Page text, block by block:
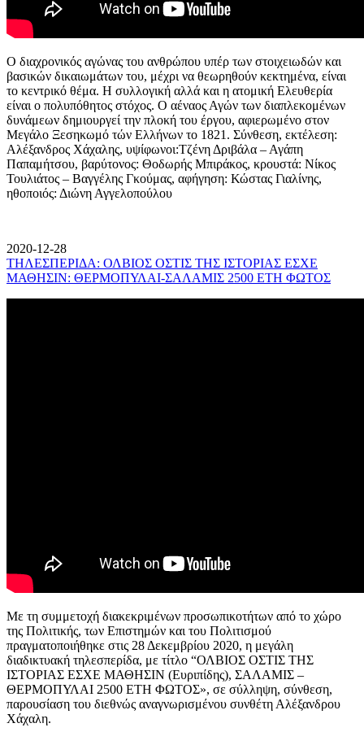
Ο διαχρονικός αγώνας του ανθρώπου υπέρ των στοιχειωδών και
βασικών δικαιωμάτων του, μέχρι να θεωρηθούν κεκτημένα, είναι
το κεντρικό θέμα. Η συλλογική αλλά και η ατομική Ελευθερία
είναι ο πολυπόθητος στόχος. Ο αέναος Αγών των διαπλεκομένων
δυνάμεων δημιουργεί την πλοκή του έργου, αφιερωμένο στον
Μεγάλο Ξεσηκωμό τών Ελλήνων το 1821. Σύνθεση, εκτέλεση:
Αλέξανδρος Χάχαλης, υψίφωνοι:Τζένη Δριβάλα – Αγάπη
Παπαμήτσου, βαρύτονος: Θοδωρής Μπιράκος, κρουστά: Νίκος
Τουλιάτος – Βαγγέλης Γκούμας, αφήγηση: Κώστας Γιαλίνης,
ηθοποιός: Διώνη Αγγελοπούλου
2020-12-28
ΤΗΛΕΣΠΕΡΙΔΑ: ΟΛΒΙΟΣ ΟΣΤΙΣ ΤΗΣ ΙΣΤΟΡΙΑΣ ΕΣΧΕ
ΜΑΘΗΣΙΝ: ΘΕΡΜΟΠΥΛΑΙ-ΣΑΛΑΜΙΣ 2500 ΕΤΗ ΦΩΤΟΣ
Με τη συμμετοχή διακεκριμένων προσωπικοτήτων από το χώρο
της Πολιτικής, των Επιστημών και του Πολιτισμού
πραγματοποιήθηκε στις 28 Δεκεμβρίου 2020, η μεγάλη
διαδικτυακή τηλεσπερίδα, με τίτλο “ΟΛΒΙΟΣ ΟΣΤΙΣ ΤΗΣ
ΙΣΤΟΡΙΑΣ ΕΣΧΕ ΜΑΘΗΣΙΝ (Ευριπίδης), ΣΑΛΑΜΙΣ –
ΘΕΡΜΟΠΥΛΑΙ 2500 ΕΤΗ ΦΩΤΟΣ», σε σύλληψη, σύνθεση,
παρουσίαση του διεθνώς αναγνωρισμένου συνθέτη Αλέξανδρου
Χάχαλη.